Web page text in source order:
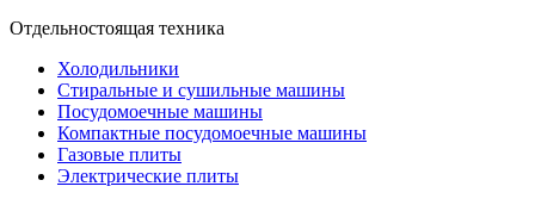
Отдельностоящая техника
Холодильники
Стиральные и сушильные машины
Посудомоечные машины
Компактные посудомоечные машины
Газовые плиты
Электрические плиты